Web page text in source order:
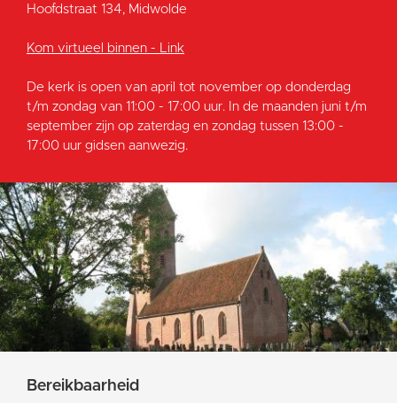
Hoofdstraat 134, Midwolde
Kom virtueel binnen - Link
De kerk is open van april tot november op donderdag
t/m zondag van 11:00 - 17:00 uur. In de maanden juni t/m
september zijn op zaterdag en zondag tussen 13:00 -
17:00 uur gidsen aanwezig.
Bereikbaarheid